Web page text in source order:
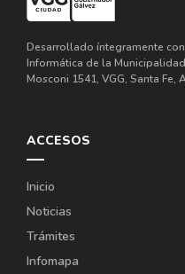
Desarrollado íntegramente
Informática de la
Mosconi 1541, VGG, Santa Fe,
ACCESOS
Inicio
Noticias
Trámites
Infomapa